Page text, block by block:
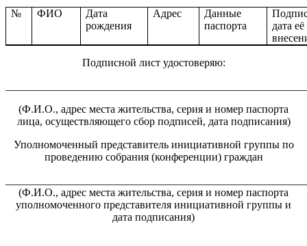
№ ФИО
Дата
рождения
Адрес
Данные
паспорта
дата её
Подписной лист удостоверяю:
(Ф.И.О., адрес места жительства, серия и номер паспорта
лица, осуществляющего сбор подписей, дата подписания)
Уполномоченный представитель инициативной группы по
проведению собрания (конференции) граждан
(Ф.И.О., адрес места жительства, серия и номер паспорта
уполномоченного представителя инициативной группы и
дата подписания)